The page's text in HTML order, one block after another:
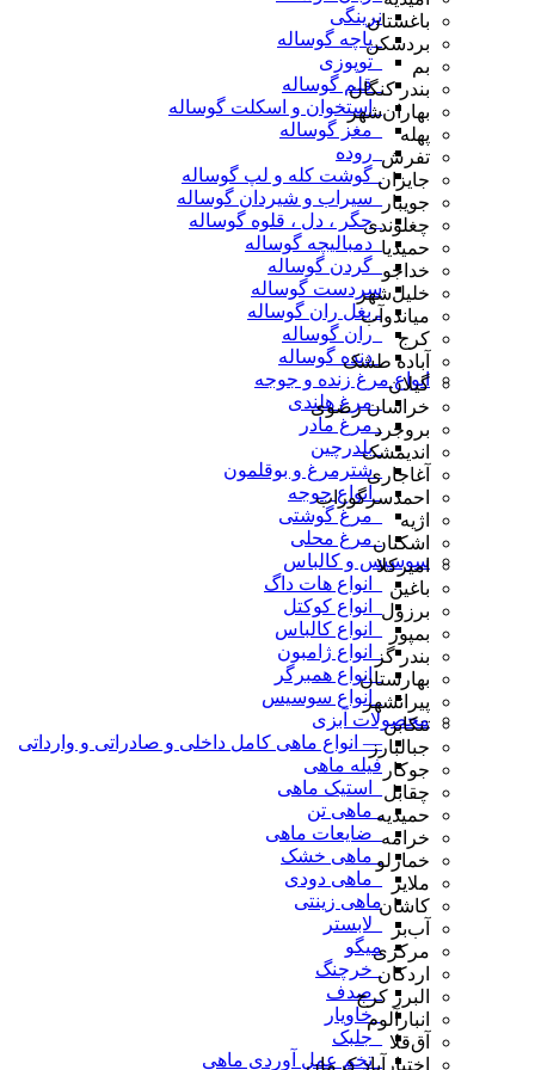
نرینگی
_پاچه گوساله
_توپوزی
_قلم گوساله
_استخوان و اسکلت گوساله
_مغز گوساله
_روده
_گوشت کله و لپ گوساله
_سیراب و شیردان گوساله
_جگر ، دل ، قلوه گوساله
_دمبالیچه گوساله
_گردن گوساله
سردست گوساله
ـ بغل ران گوساله
_ران گوساله
_دنده گوساله
انواع مرغ زنده و جوجه
_مرغ هلندی
_مرغ مادر
_بلدرچین
_شترمرغ و بوقلمون
_انواع جوجه
_مرغ گوشتی
_مرغ محلی
سوسیس و کالباس
_انواع هات داگ
_انواع کوکتل
_انواع کالباس
_انواع ژامبون
_انواع همبرگر
_انواع سوسیس
محصولات آبزی
— انواع ماهی کامل داخلی و صادراتی و وارداتی
فیله ماهی
_استیک ماهی
_ماهی تن
_ضایعات ماهی
_ماهی خشک
_ماهی دودی
ماهی زینتی
_لابستر
میگو
_خرچنگ
_صدف
_خاویار
_جلبک
_تخم عمل آوردی ماهی
باغستان
بردسکن
بم
بندر کنگان
بهاران‌شهر
پهله
تفرش
جایزان
جویبار
چغلوندی
حمیدیا
خداجو
خلیل‌شهر
میاندوآب
کرج
آباده طشک
گیلان
خراسان رضوی
بروجرد
اندیمشک
آغاجاری
احمدسرگوراب
اژیه
اشکنان
امیرکلا
باغین
برزول
بمپور
بندر گز
بهارستان
پیرانشهر
تنکابن
جبالبارز
جوکار
چقابل
حمیدیه
خرامه
خمارلو
ملایر
کاشان
آب‌بر
مرکزی
اردکان
البرز کرج
انبارآلوم
آق‌قلا
اختیارآباد کرمان